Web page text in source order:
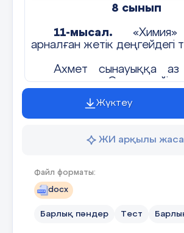
8 сынып
11-мысал.
арналған жетік деңгейдегі
Ахмет сынауыққа аз
ұнтақ салды. Содан кейін
сұйықтық құйып,
Химиялық реакция жүрді.
байқай алатын екі үрдісті
Жауабы:
1) температураның
2) газ көпіршіктерінің
Жүктеу
ЖИ арқылы
Файл форматы:
docx
Барлық пәндер Тест